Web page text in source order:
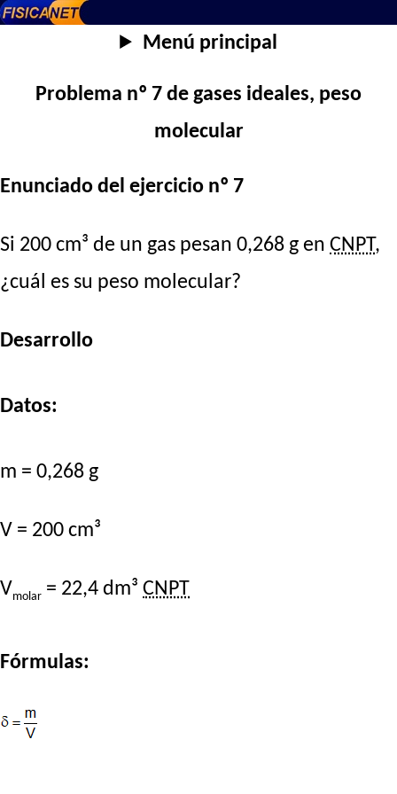
Menú principal
Problema nº 7 de gases ideales, peso
molecular
Enunciado del ejercicio nº 7
Si 200 cm³ de un gas pesan 0,268 g en CNPT,
¿cuál es su peso molecular?
Desarrollo
Datos:
m = 0,268 g
V = 200 cm³
Vmolar = 22,4 dm³ CNPT
Fórmulas: